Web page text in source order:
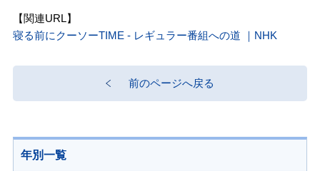
【関連URL】
寝る前にクーソーTIME - レギュラー番組への道 ｜NHK
前のページへ戻る
年別一覧